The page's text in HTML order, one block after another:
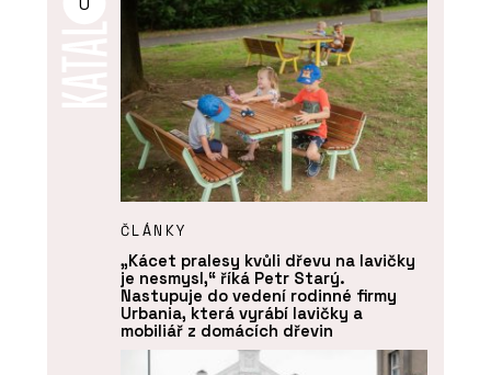
U
ČLÁNKY
„Kácet pralesy kvůli dřevu na lavičky
je nesmysl,“ říká Petr Starý.
Nastupuje do vedení rodinné firmy
Urbania, která vyrábí lavičky a
mobiliář z domácích dřevin